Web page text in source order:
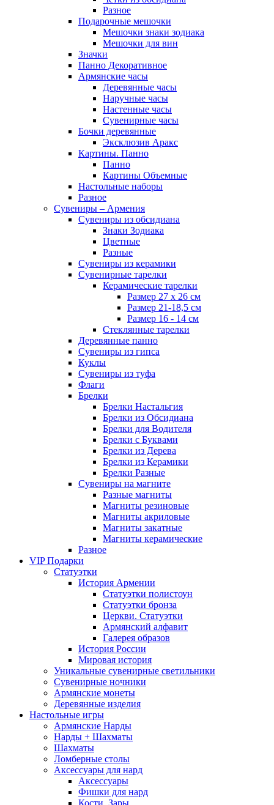
Разное
Подарочные мешочки
Мешочки знаки зодиака
Мешочки для вин
Значки
Панно Декоративное
Армянские часы
Деревянные часы
Наручные часы
Настенные часы
Сувенирные часы
Бочки деревянные
Эксклюзив Аракс
Картины. Панно
Панно
Картины Объемные
Настольные наборы
Разное
Сувениры – Армения
Сувениры из обсидиана
Знаки Зодиака
Цветные
Разные
Сувениры из керамики
Сувенирные тарелки
Керамические тарелки
Размер 27 х 26 см
Размер 21-18,5 см
Размер 16 - 14 см
Стеклянные тарелки
Деревянные панно
Сувениры из гипса
Куклы
Сувениры из туфа
Флаги
Брелки
Брелки Настальгия
Брелки из Обсидиана
Брелки для Водителя
Брелки с Буквами
Брелки из Дерева
Брелки из Керамики
Брелки Разные
Сувениры на магните
Разные магниты
Магниты резиновые
Магниты акриловые
Магниты закатные
Магниты керамические
Разное
VIP Подарки
Статуэтки
История Армении
Статуэтки полистоун
Статуэтки бронза
Церкви. Статуэтки
Армянский алфавит
Галерея образов
История России
Мировая история
Уникальные сувенирные светильники
Сувенирные ночники
Армянские монеты
Деревянные изделия
Настольные игры
Армянские Нарды
Нарды + Шахматы
Шахматы
Ломберные столы
Аксессуары для нард
Аксессуары
Фишки для нард
Кости. Зары